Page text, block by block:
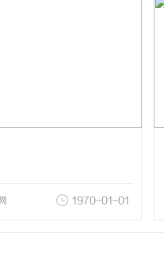
1970-01-01